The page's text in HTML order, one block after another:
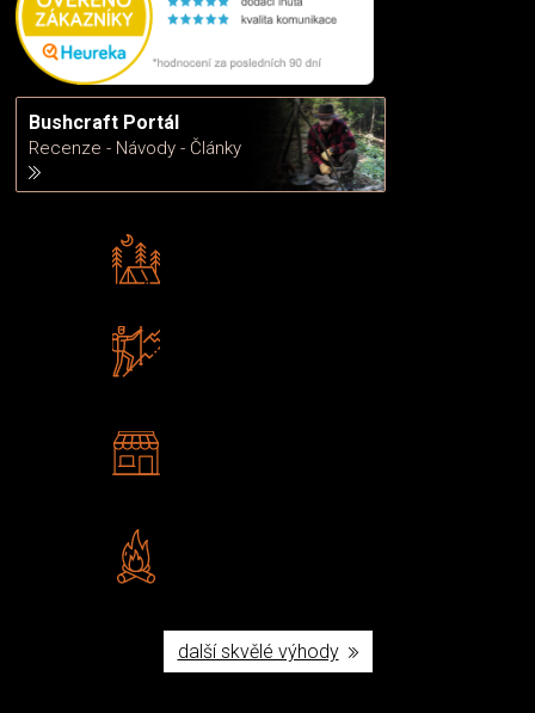
Bushcraft Portál
Recenze - Návody - Články
další skvělé výhody